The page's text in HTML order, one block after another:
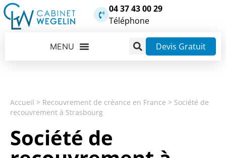
04 37 43 00 29
Téléphone
Devis Gratuit
Accueil > Recouvrement de créance en France > Société de
recouvrement à Strasbourg
Société de